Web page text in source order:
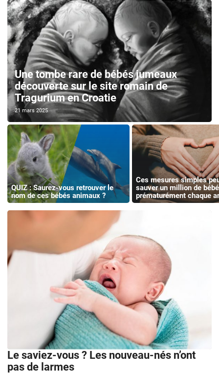
Une tombe rare de bébés jumeaux
découverte sur le site romain de
Tragurium en Croatie
21 mars 2025
QUIZ : Saurez-vous retrouver le
nom de ces bébés animaux ?
Ces mesures simples
sauver un million de
prématurément chaque
Le saviez-vous ? Les nouveau-nés n’ont
pas de larmes